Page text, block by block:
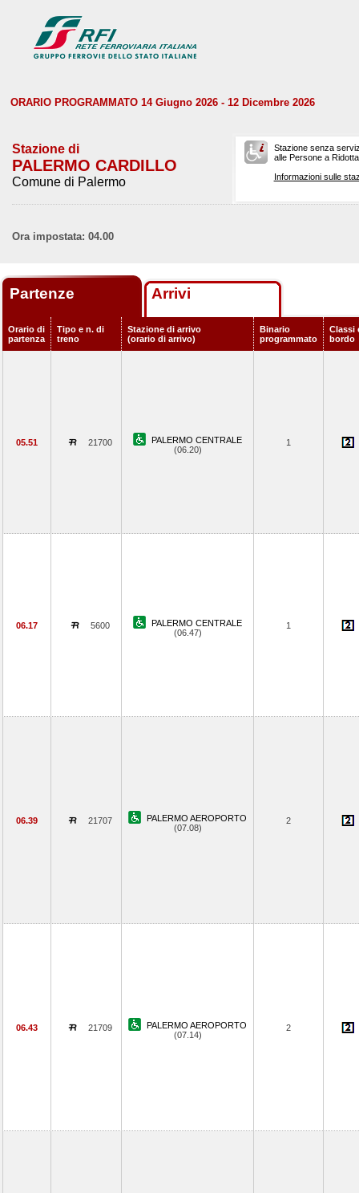
ORARIO PROGRAMMATO 14 Giugno 2026 - 12 Dicembre 2026
Stazione di
PALERMO CARDILLO
Comune di Palermo
Stazione senza
alle Persone a
Informazioni sulle
Ora impostata: 04.00
Partenze Arrivi
Orario di
partenza
Tipo e n. di
treno
Stazione di arrivo
(orario di arrivo)
Binario
programmato
Classi
bordo
05.51 21700
PALERMO CENTRALE
(06.20)
1
06.17 5600
PALERMO CENTRALE
(06.47)
1
06.39 21707
PALERMO AEROPORTO
(07.08)
2
06.43 21709
PALERMO AEROPORTO
(07.14)
2